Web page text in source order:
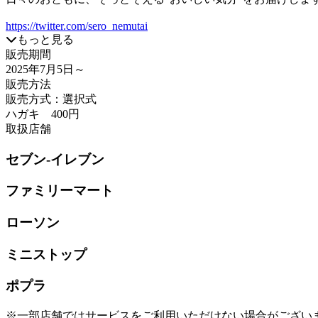
https://twitter.com/sero_nemutai
もっと見る
販売期間
2025年7月5日 ～
販売方法
販売方式：選択式
ハガキ 400円
取扱店舗
セブン-イレブン
ファミリーマート
ローソン
ミニストップ
ポプラ